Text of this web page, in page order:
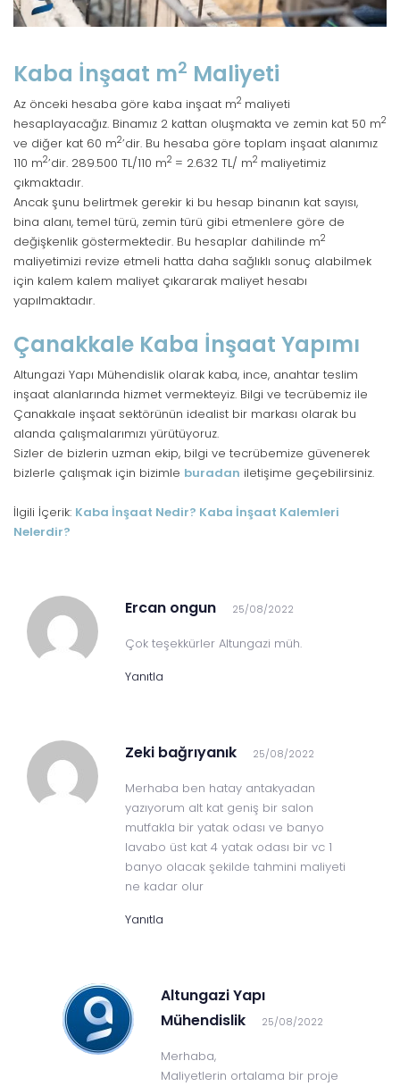
Kaba İnşaat m2 Maliyeti
Az önceki hesaba göre kaba inşaat m2 maliyeti
hesaplayacağız. Binamız 2 kattan oluşmakta ve zemin kat 50 m2
ve diğer kat 60 m2’dir. Bu hesaba göre toplam inşaat alanımız
110 m2’dir. 289.500 TL/110 m2 = 2.632 TL/ m2 maliyetimiz
çıkmaktadır.
Ancak şunu belirtmek gerekir ki bu hesap binanın kat sayısı,
bina alanı, temel türü, zemin türü gibi etmenlere göre de
değişkenlik göstermektedir. Bu hesaplar dahilinde m2
maliyetimizi revize etmeli hatta daha sağlıklı sonuç alabilmek
için kalem kalem maliyet çıkararak maliyet hesabı
yapılmaktadır.
Çanakkale Kaba İnşaat Yapımı
Altungazi Yapı Mühendislik olarak kaba, ince, anahtar teslim
inşaat alanlarında hizmet vermekteyiz. Bilgi ve tecrübemiz ile
Çanakkale inşaat sektörünün idealist bir markası olarak bu
alanda çalışmalarımızı yürütüyoruz.
Sizler de bizlerin uzman ekip, bilgi ve tecrübemize güvenerek
bizlerle çalışmak için bizimle buradan iletişime geçebilirsiniz.
İlgili İçerik: Kaba İnşaat Nedir? Kaba İnşaat Kalemleri
Nelerdir?
Ercan ongun 25/08/2022
Çok teşekkürler Altungazi müh.
Yanıtla
Zeki bağrıyanık 25/08/2022
Merhaba ben hatay antakyadan
yazıyorum alt kat geniş bir salon
mutfakla bir yatak odası ve banyo
lavabo üst kat 4 yatak odası bir vc 1
banyo olacak şekilde tahmini maliyeti
ne kadar olur
Yanıtla
Altungazi Yapı
Mühendislik
25/08/2022
Merhaba,
Maliyetlerin ortalama bir proje